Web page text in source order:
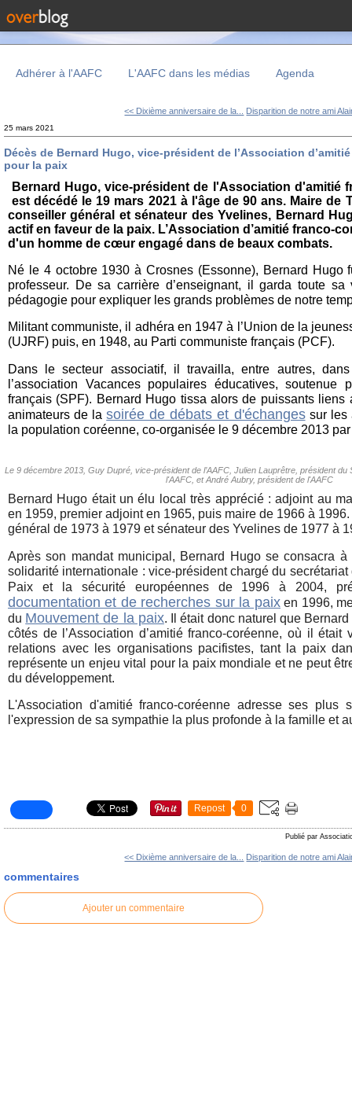
Adhérer à l'AAFC L'AAFC dans les médias Agenda
<< Dixième anniversaire de la... Disparition de notre ami
25 mars 2021
Décès de Bernard Hugo, vice-président de l’Association
pour la paix
Bernard Hugo, vice-président de l'Association d'amitié
est décédé le 19 mars 2021 à l'âge de 90 ans. Maire de
conseiller général et sénateur des Yvelines, Bernard
actif en faveur de la paix. L’Association d’amitié franco-
d'un homme de cœur engagé dans de beaux combats.
Né le 4 octobre 1930 à Crosnes (Essonne), Bernard Hugo
professeur. De sa carrière d’enseignant, il garda toute
pédagogie pour expliquer les grands problèmes de notre
Militant communiste, il adhéra en 1947 à l’Union de la
(UJRF) puis, en 1948, au Parti communiste français (PCF).
Dans le secteur associatif, il travailla, entre autres,
l’association Vacances populaires éducatives,
français (SPF). Bernard Hugo tissa alors de puissants
animateurs de la soirée de débats et d'échangessur les
la population coréenne, co-organisée le 9 décembre 2013
Le 9 décembre 2013, Guy Dupré, vice-président de l’AAFC, Julien Lauprêtre, président
l'AAFC, et André Aubry, président de l'AAFC
Bernard Hugo était un élu local très apprécié : adjoint au
en 1959, premier adjoint en 1965, puis maire de 1966 à
général de 1973 à 1979 et sénateur des Yvelines de 1977 à
Après son mandat municipal, Bernard Hugo se consacra
solidarité internationale : vice-président chargé du
Paix et la sécurité européennes de 1996 à 2004,
documentation et de recherches sur la paix en 1996,
du Mouvement de la paix. Il était donc naturel que
côtés de l’Association d’amitié franco-coréenne, où il était
relations avec les organisations pacifistes, tant la paix
représente un enjeu vital pour la paix mondiale et ne peut
du développement.
L'Association d'amitié franco-coréenne adresse ses plus
l'expression de sa sympathie la plus profonde à la famille et
Repost 0
Publié par
<< Dixième anniversaire de la... Disparition de notre ami
commentaires
Ajouter un commentaire